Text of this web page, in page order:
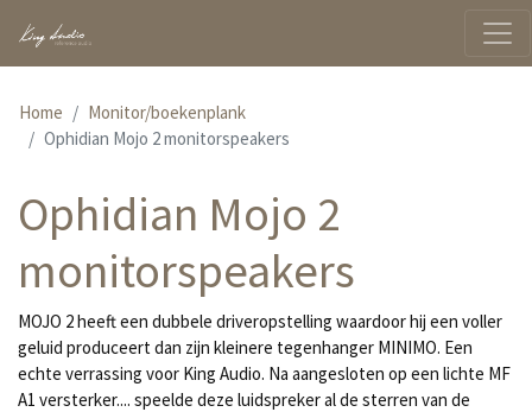
Home
Monitor/boekenplank
Ophidian Mojo 2 monitorspeakers
Ophidian Mojo 2
monitorspeakers
MOJO 2 heeft een dubbele driveropstelling waardoor hij een voller
geluid produceert dan zijn kleinere tegenhanger MINIMO. Een
echte verrassing voor King Audio. Na aangesloten op een lichte MF
A1 versterker.... speelde deze luidspreker al de sterren van de